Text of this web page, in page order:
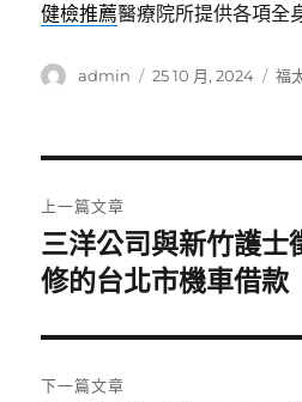
健檢推薦醫療院所提供各項全
作
admin
發
25 10 月, 2024
分
福
章
導
覽
上一篇文章
上
一
文
章:
三洋公司與新竹護士
修的台北市機車借款
下一篇文章